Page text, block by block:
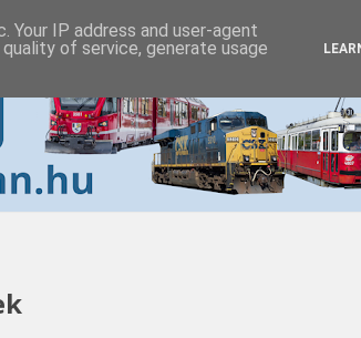
IP address and user-agent
of service, generate usage